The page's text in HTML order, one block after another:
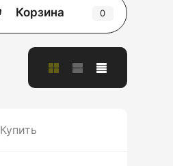
Корзина 0
Купить